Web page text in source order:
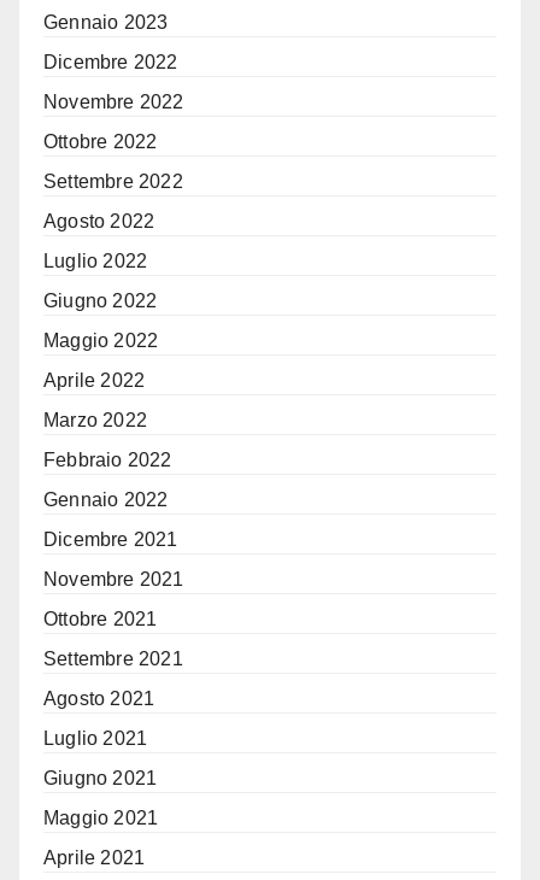
Gennaio 2023
Dicembre 2022
Novembre 2022
Ottobre 2022
Settembre 2022
Agosto 2022
Luglio 2022
Giugno 2022
Maggio 2022
Aprile 2022
Marzo 2022
Febbraio 2022
Gennaio 2022
Dicembre 2021
Novembre 2021
Ottobre 2021
Settembre 2021
Agosto 2021
Luglio 2021
Giugno 2021
Maggio 2021
Aprile 2021